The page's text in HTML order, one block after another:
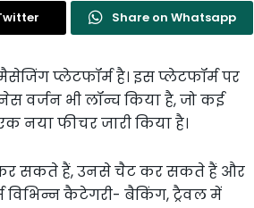
Share on Whatsapp
प्लेटफॉर्म है। इस प्लेटफॉर्म पर
वर्जन भी लॉन्च किया है, जो कई
नया फीचर जारी किया है।
कर सकते हैं, उनसे चैट कर सकते हैं और
विभिन्न कैटेगरी- बैकिंग, ट्रैवल में